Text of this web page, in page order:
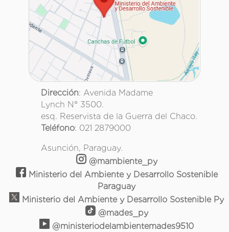
Dirección: Avenida Madame
Lynch N° 3500.
esq. Reservista de la Guerra del Chaco.
Teléfono: 021 2879000
Asunción, Paraguay.
@mambiente_py
Ministerio del Ambiente y Desarrollo Sostenible
Paraguay
Ministerio del Ambiente y Desarrollo Sostenible Py
@mades_py
@ministeriodelambientemades9510